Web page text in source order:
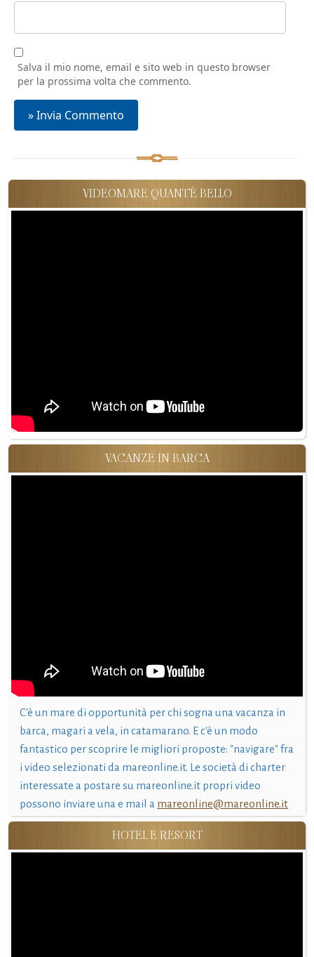
Salva il mio nome, email e sito web in questo browser
per la prossima volta che commento.
VIDEOMARE QUANT'È BELLO
VACANZE IN BARCA
C'è un mare di opportunità per chi sogna una vacanza in
barca, magari a vela, in catamarano. E c'è un modo
fantastico per scoprire le migliori proposte: "navigare" fra
i video selezionati da mareonline.it. Le società di charter
interessate a postare su mareonline.it propri video
possono inviare una e mail a mareonline@mareonline.it
HOTEL E RESORT